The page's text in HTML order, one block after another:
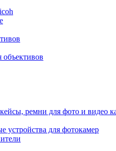
объективов
ремни для фото и видео
устройства для фотокамер